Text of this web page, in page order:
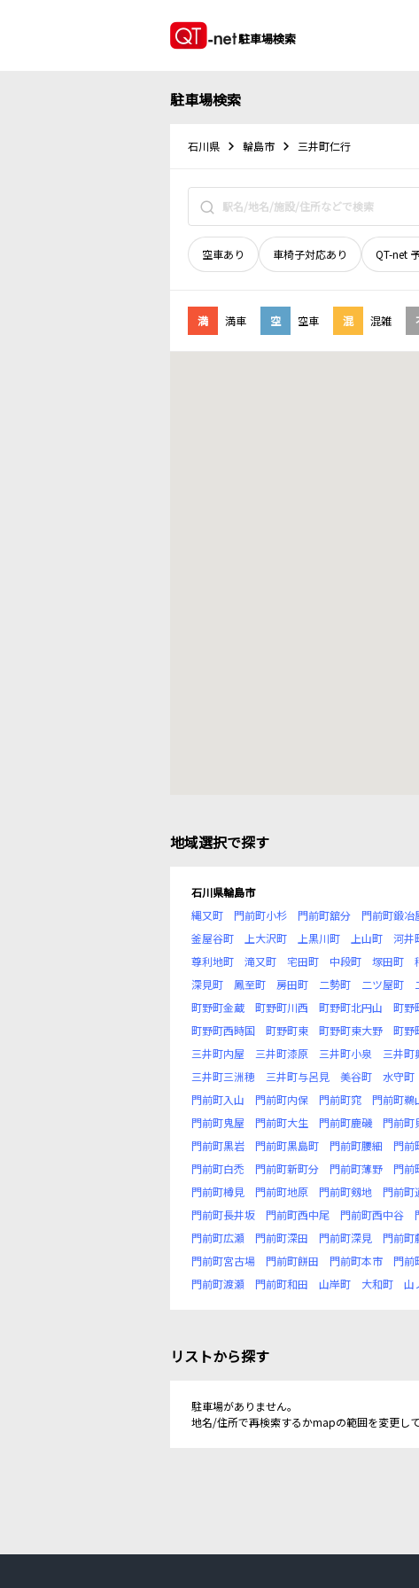
駐車場検索
駐車場検索
石川県 輪島市 三井町仁行
空車あり 車椅子対応あり QT-net
満 満車 空 空車 混 混雑
地域選択で探す
石川県輪島市
縄又町
門前町小杉 門前町舘分 門前町鍛冶
釜屋谷町
上大沢町 上黒川町 上山町 河井
尊利地町
滝又町 宅田町 中段町 塚田町
深見町
鳳至町 房田町 二勢町 二ツ屋町
町野町金蔵
町野町川西 町野町北円山 町野
町野町西時国
町野町東 町野町東大野 町野
三井町内屋
三井町漆原 三井町小泉 三井町
三井町三洲穂
三井町与呂見 美谷町 水守町
門前町入山
門前町内保 門前町窕 門前町鵜
門前町鬼屋
門前町大生 門前町鹿磯 門前町
門前町黒岩
門前町黒島町 門前町腰細 門前
門前町白禿
門前町新町分 門前町薄野 門前
門前町樽見
門前町地原 門前町剱地 門前町
門前町長井坂
門前町西中尾 門前町西中谷
門前町広瀬
門前町深田 門前町深見 門前町
門前町宮古場
門前町餅田 門前町本市 門前
門前町渡瀬
門前町和田 山岸町 大和町 山
リストから探す
駐車場がありません。
地名/住所で再検索するかmapの範囲を変更して